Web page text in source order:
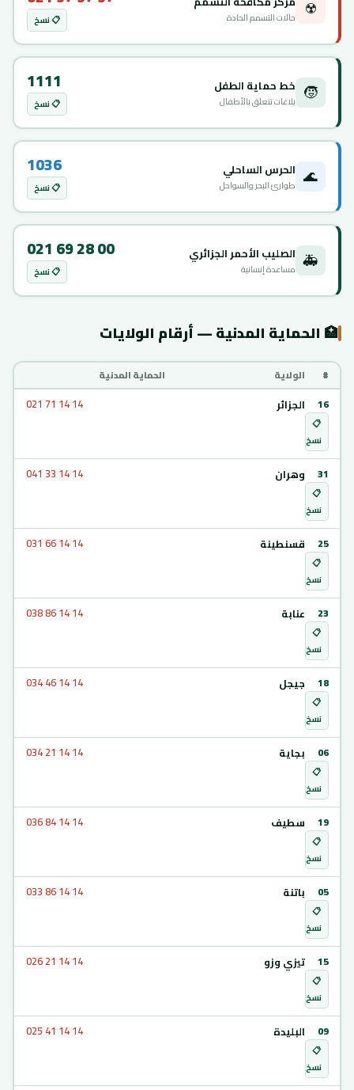
☢️ حالات التسمم الحادة 📋 نسخ
🧒 خط حماية الطفل
بلاغات تتعلق بالأطفال
1111
📋 نسخ
🌊 الحرس الساحلي
طوارئ البحر والسواحل
1036
📋 نسخ
🚑 الصليب الأحمر الجزائري
مساعدة إنسانية
021 69 28 00
📋 نسخ
🏥 الحماية المدنية — أرقام الولايات
# الولاية الحماية المدنية
16 الجزائر 021 71 14 14
📋
نسخ
31 وهران 041 33 14 14
📋
نسخ
25 قسنطينة 031 66 14 14
📋
نسخ
23 عنابة 038 86 14 14
📋
نسخ
18 جيجل 034 46 14 14
📋
نسخ
06 بجاية 034 21 14 14
📋
نسخ
19 سطيف 036 84 14 14
📋
نسخ
05 باتنة 033 86 14 14
📋
نسخ
15 تيزي وزو 026 21 14 14
📋
نسخ
09 البليدة 025 41 14 14
📋
نسخ